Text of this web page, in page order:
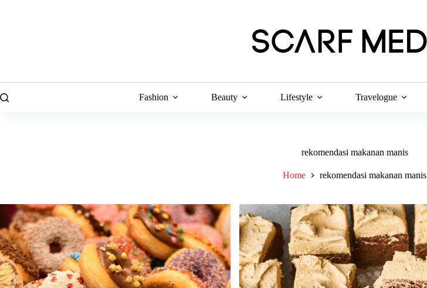
Fashion Beauty Lifestyle Travelogue
rekomendasi makanan manis
Home rekomendasi makanan manis